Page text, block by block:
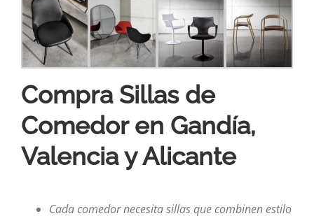
Compra Sillas de
Comedor en Gandía,
Valencia y Alicante
Cada comedor necesita sillas que combinen estilo